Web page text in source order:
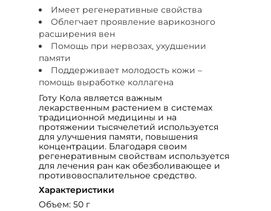
Имеет регенеративные свойства
Облегчает проявление варикозного
расширения вен
Помощь при нервозах, ухудшении
памяти
Поддерживает молодость кожи –
помощь выработке коллагена
Готу Кола является важным
лекарственным растением в системах
традиционной медицины и на
протяжении тысячелетий используется
для улучшения памяти, повышения
концентрации. Благодаря своим
регенеративным свойствам используется
для лечения ран как обезболивающее и
противовоспалительное средство.
Характеристики
Объем: 50 г